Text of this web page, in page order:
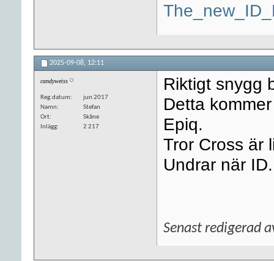
2025-09-08, 12:11
candyweiss
Reg.datum
jun 2017
Namn
Stefan
Ort
Skåne
Inlägg
2 217
Riktigt snygg
Detta
Epiq.
Tror Cross är
Undrar när
Senast redigerad